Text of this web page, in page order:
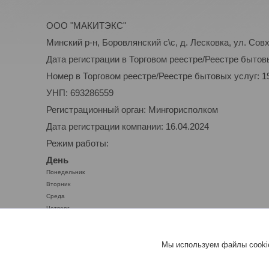
ООО "МАКИТЭКС"
Минский р-н, Боровлянский с\с, д. Лесковка, ул.
Дата регистрации в Торговом реестре/Реестре
Номер в Торговом реестре/Реестре бытовых услуг:
УНП: 693286559
Регистрационный орган: Мингорисполком
Дата регистрации компании: 16.04.2024
Режим работы:
День
Понедельник
Вторник
Среда
Четверг
Мы используем файлы